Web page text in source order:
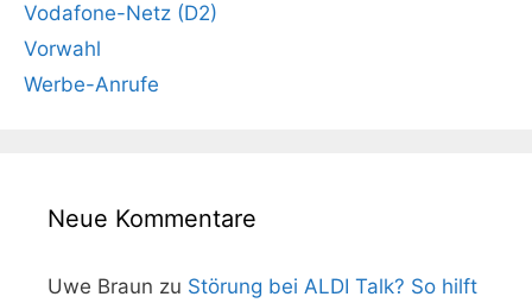
Vodafone-Netz (D2)
Vorwahl
Werbe-Anrufe
Neue Kommentare
Uwe Braun zu Störung bei ALDI Talk? So hilft